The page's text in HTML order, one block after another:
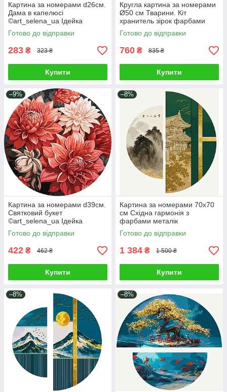
Картина за номерами d26см.
Дама в капелюсі
©art_selena_ua Ідейка
КНОR1158
Готово до відправки
283 ₴ 323 ₴
Купити
Кругла картина за номерами
Ø50 см Тварини. Кіт
хранитель зірок фарбами
металік Орігамі OR2013
Готово до відправки
760 ₴ 835 ₴
Купити
–9%
Картина за номерами d39см.
Святковий букет
©art_selena_ua Ідейка
КНОR1040
Готово до відправки
422 ₴ 462 ₴
Купити
–8%
Картина за номерами 70х70
см Східна гармонія з
фарбами металік
(напівкола). Орігамі OSR1003
Готово до відправки
1 384 ₴ 1 500 ₴
Купити
–8% –8%